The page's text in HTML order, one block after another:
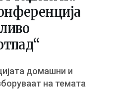
домашни и
на темата